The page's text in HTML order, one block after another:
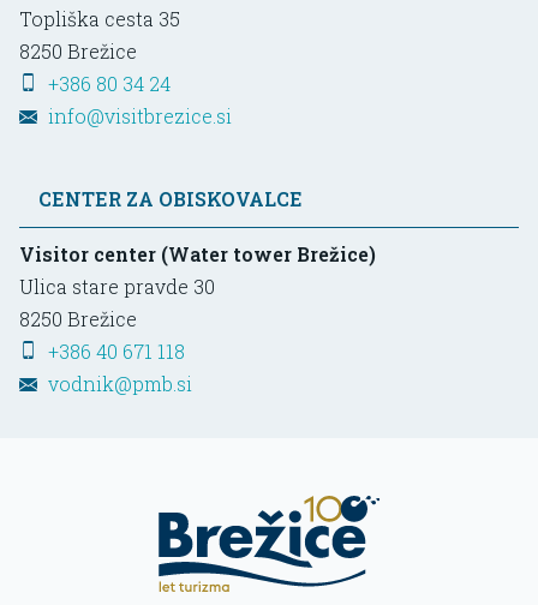
Topliška cesta 35
8250 Brežice
+386 80 34 24
info@visitbrezice.si
CENTER ZA OBISKOVALCE
Visitor center (Water tower Brežice)
Ulica stare pravde 30
8250 Brežice
+386 40 671 118
vodnik@pmb.si